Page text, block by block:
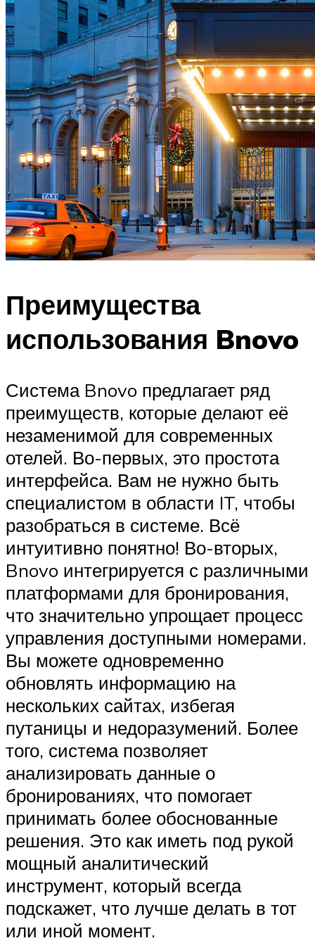
Преимущества
использования Bnovo
Система Bnovo предлагает ряд
преимуществ, которые делают её
незаменимой для современных
отелей. Во-первых, это простота
интерфейса. Вам не нужно быть
специалистом в области IT, чтобы
разобраться в системе. Всё
интуитивно понятно! Во-вторых,
Bnovo интегрируется с различными
платформами для бронирования,
что значительно упрощает процесс
управления доступными номерами.
Вы можете одновременно
обновлять информацию на
нескольких сайтах, избегая
путаницы и недоразумений. Более
того, система позволяет
анализировать данные о
бронированиях, что помогает
принимать более обоснованные
решения. Это как иметь под рукой
мощный аналитический
инструмент, который всегда
подскажет, что лучше делать в тот
или иной момент.